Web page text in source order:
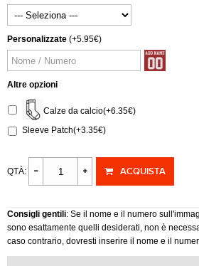
Personalizzate (+5.95€)
Altre opzioni
Calze da calcio(+6.35€)
Sleeve Patch(+3.35€)
QTÀ: ACQUISTA
Consigli gentili: Se il nome e il numero
sono esattamente quelli desiderati, non è
caso contrario, dovresti inserire il nome e il